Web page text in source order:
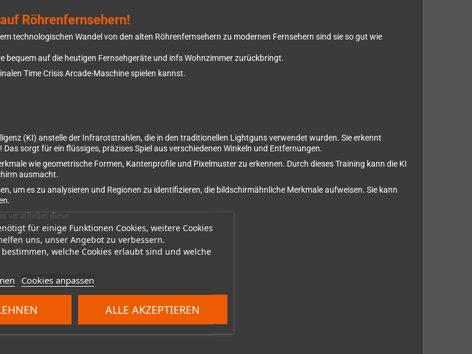
für einige Funktionen Cookies, weitere Cookies
uns, unser Angebot zu verbessern.
welche Cookies erlaubt sind und welche
Cookies anpassen
ALLE AKZEPTIEREN
Röhrenfernsehern!
technologischen Wandel von den alten Röhrenfernsehern zu modernen Fernsehern sind sie so gut wie
bequem auf die heutigen Fernsehgeräte und infs Wohnzimmer zurückbringt.
Time Crisis Arcade-Maschine spielen kannst.
(KI) anstelle der Infrarotstrahlen, die in den traditionellen Lightguns verwendet wurden. Sie erkennt
sorgt für ein flüssiges, präzises Spiel aus verschiedenen Winkeln und Entfernungen.
wie geometrische Formen, Kantenprofile und Pixelmuster zu erkennen. Durch dieses Training kann die KI
ausmacht.
um es zu analysieren und Regionen zu identifizieren, die bildschirmähnliche Merkmale aufweisen. Sie kann
verarbeitet diese.